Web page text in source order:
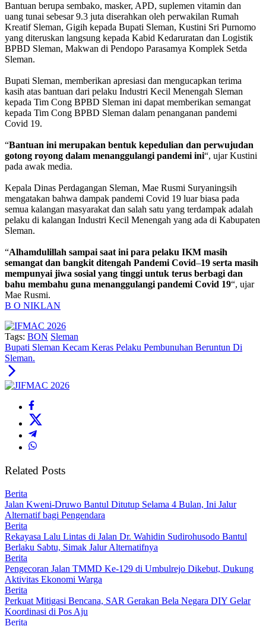
Bantuan berupa sembako, masker, APD, suplemen vitamin dan
uang tunai sebesar 9.3 juta diserahkan oleh perwakilan Rumah
Kreatif Sleman, Gigih kepada Bupati Sleman, Kustini Sri Purnomo
yang diteruskan langsung kepada Kabid Kedaruratan dan Logistik
BPBD Sleman, Makwan di Pendopo Parasamya Komplek Setda
Sleman.
Bupati Sleman, memberikan apresiasi dan mengucapkan terima
kasih atas bantuan dari pelaku Industri Kecil Menengah Sleman
kepada Tim Cong BPBD Sleman ini dapat memberikan semangat
kepada Tim Cong BPBD Sleman dalam penanganan pandemi
Covid 19.
“Bantuan ini merupakan bentuk kepedulian dan perwujudan
gotong royong dalam menanggulangi pandemi ini“, ujar Kustini
pada awak media.
Kepala Dinas Perdagangan Sleman, Mae Rusmi Suryaningsih
mengatakan bahwa dampak pandemi Covid 19 luar biasa pada
semua kalangan masyarakat dan salah satu yang terdampak adalah
pelaku di kalangan Industri Kecil Menengah yang ada di Kabupaten
Sleman.
“Alhamdulillah sampai saat ini para pelaku IKM masih
semangat dan bangkit ditengah Pandemi Covid–19 serta masih
mempunyai jiwa sosial yang tinggi untuk terus berbagi dan
bahu membahu guna menanggulangi pandemi Covid 19“, ujar
Mae Rusmi.
B O NIKLAN
Tags: BON Sleman
Bupati Sleman Kecam Keras Pelaku Pembunuhan Beruntun Di
Sleman.
Related Posts
Berita
Jalan Kweni-Druwo Bantul Ditutup Selama 4 Bulan, Ini Jalur
Alternatif bagi Pengendara
Berita
Rekayasa Lalu Lintas di Jalan Dr. Wahidin Sudirohusodo Bantul
Berlaku Sabtu, Simak Jalur Alternatifnya
Berita
Pengecoran Jalan TMMD Ke-129 di Umbulrejo Dikebut, Dukung
Aktivitas Ekonomi Warga
Berita
Perkuat Mitigasi Bencana, SAR Gerakan Bela Negara DIY Gelar
Koordinasi di Pos Aju
Berita